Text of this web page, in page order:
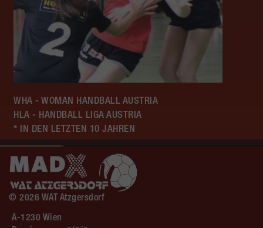
WHA - WOMAN HANDBALL AUSTRIA
HLA - HANDBALL LIGA AUSTRIA
* IN DEN LETZTEN 10 JAHREN
© 2026 WAT Atzgersdorf
A-1230 Wien